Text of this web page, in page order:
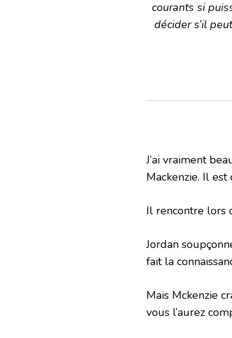
courants si
décider s’il
J’ai vraiment
Mackenzie. Il
Il rencontre lors
Jordan
fait la
Mais Mckenzie
vous l’aurez